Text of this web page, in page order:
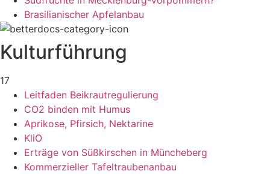
Brasilianischer Apfelanbau
Kulturführung
17
Leitfaden Beikrautregulierung
CO2 binden mit Humus
Aprikose, Pfirsich, Nektarine
KliO
Erträge von Süßkirschen in Müncheberg
Kommerzieller Tafeltraubenanbau